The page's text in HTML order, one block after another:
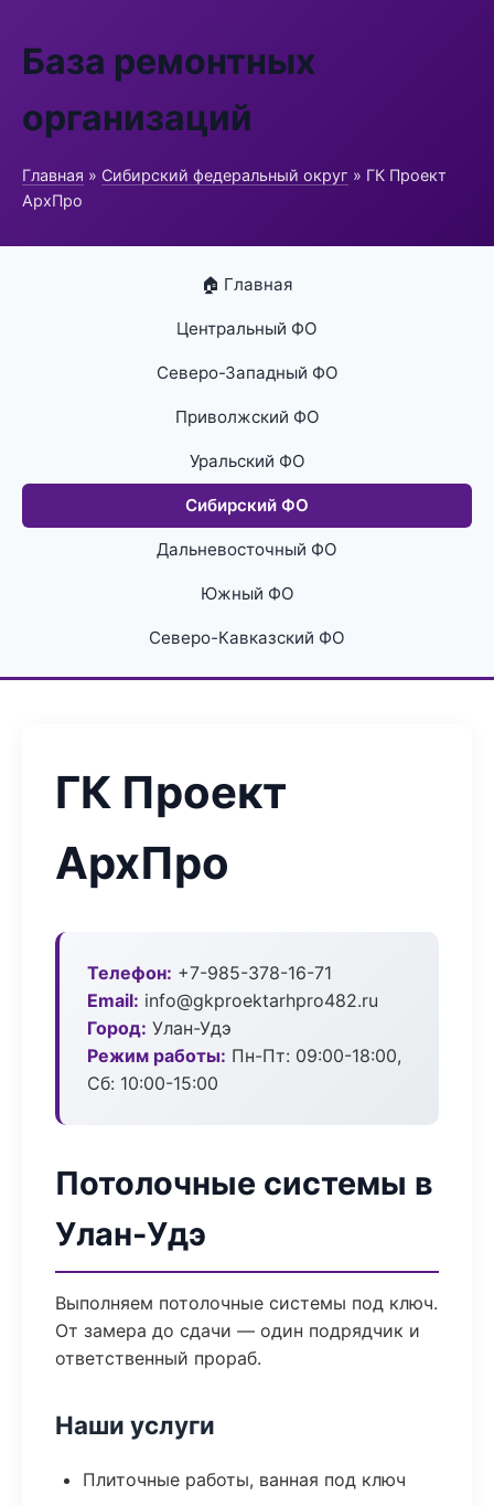
База ремонтных
организаций
Главная » Сибирский федеральный округ » ГК Проект
АрхПро
🏠 Главная
Центральный ФО
Северо-Западный ФО
Приволжский ФО
Уральский ФО
Сибирский ФО
Дальневосточный ФО
Южный ФО
Северо-Кавказский ФО
ГК Проект
АрхПро
Телефон: +7-985-378-16-71
Email: info@gkproektarhpro482.ru
Город: Улан-Удэ
Режим работы: Пн-Пт: 09:00-18:00,
Сб: 10:00-15:00
Потолочные системы в
Улан-Удэ
Выполняем потолочные системы под ключ.
От замера до сдачи — один подрядчик и
ответственный прораб.
Наши услуги
Плиточные работы, ванная под ключ